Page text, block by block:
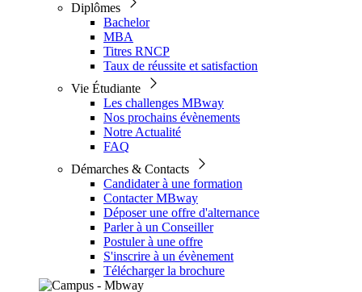
Diplômes
Bachelor
MBA
Titres RNCP
Taux de réussite et satisfaction
Vie Étudiante
Les challenges MBway
Nos prochains évènements
Notre Actualité
FAQ
Démarches & Contacts
Candidater à une formation
Contacter MBway
Déposer une offre d'alternance
Parler à un Conseiller
Postuler à une offre
S'inscrire à un évènement
Télécharger la brochure